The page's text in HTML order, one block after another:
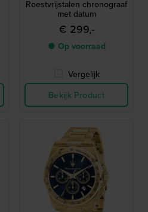
Roestvrijstalen chronograaf
met datum
€ 299,-
● Op voorraad
Vergelijk
Bekijk Product